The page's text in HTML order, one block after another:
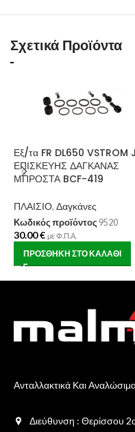
Σχετικά Προϊόντα
Εξ/τα FR DL650 VSTROM
ΕΠΙΣΚΕΥΗΣ ΔΑΓΚΑΝΑΣ
ΜΠΡΟΣΤΑ BCF-419
ΠΛΑΙΣΙΟ, Δαγκάνες
Κωδικός προϊόντος 9520
30.00€ με Φ.Π.Α.
ΠΡΟΣΘΉΚΗ ΣΤΟ ΚΑΛΆΘΙ
Ανταλλακτικά Και
Διεύθυνση : Θερίσσου